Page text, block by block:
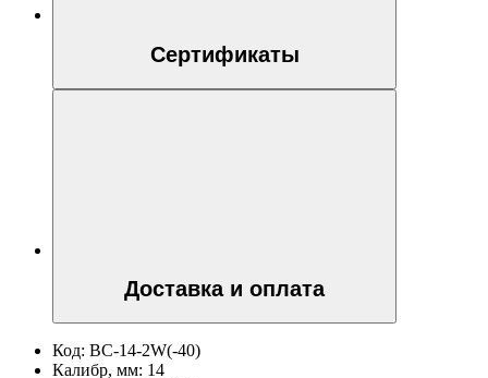
Сертификаты
Доставка и оплата
Код: BC-14-2W(-40)
Калибр, мм: 14